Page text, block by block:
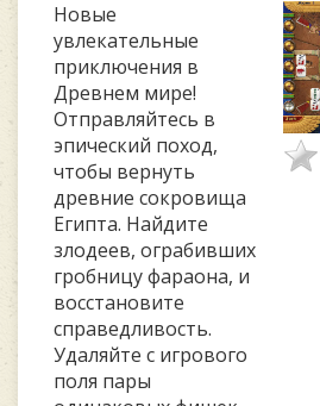
Новые
увлекательные
приключения в
Древнем мире!
Отправляйтесь в
эпический поход,
чтобы вернуть
древние сокровища
Египта. Найдите
злодеев, ограбивших
гробницу фараона, и
восстановите
справедливость.
Удаляйте с игрового
поля пары